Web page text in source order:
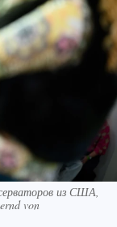
из США,
von